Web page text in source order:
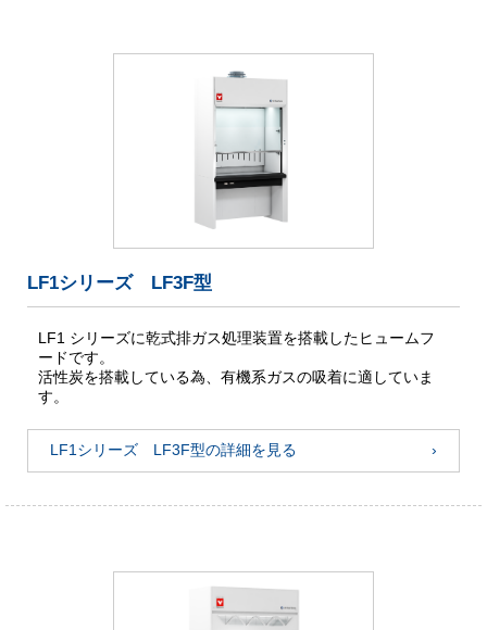
LF1シリーズ LF3F型
LF1 シリーズに乾式排ガス処理装置を搭載したヒュームフ
ードです。
活性炭を搭載している為、有機系ガスの吸着に適していま
す。
LF1シリーズ LF3F型の詳細を見る